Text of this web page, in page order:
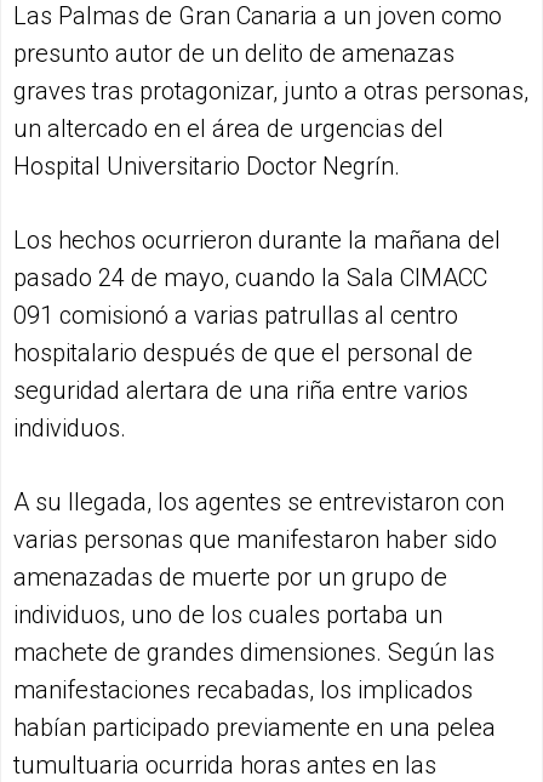
Las Palmas de Gran Canaria a un joven como
presunto autor de un delito de amenazas
graves tras protagonizar, junto a otras personas,
un altercado en el área de urgencias del
Hospital Universitario Doctor Negrín.
Los hechos ocurrieron durante la mañana del
pasado 24 de mayo, cuando la Sala CIMACC
091 comisionó a varias patrullas al centro
hospitalario después de que el personal de
seguridad alertara de una riña entre varios
individuos.
A su llegada, los agentes se entrevistaron con
varias personas que manifestaron haber sido
amenazadas de muerte por un grupo de
individuos, uno de los cuales portaba un
machete de grandes dimensiones. Según las
manifestaciones recabadas, los implicados
habían participado previamente en una pelea
tumultuaria ocurrida horas antes en las